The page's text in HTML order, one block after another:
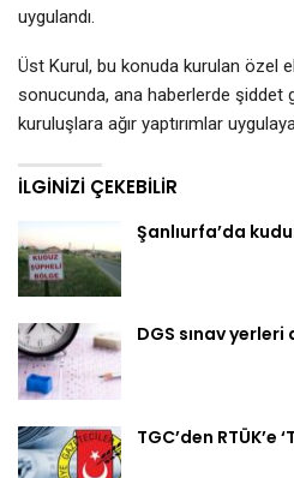
uygulandı.
Üst Kurul, bu konuda kurulan özel
sonucunda, ana haberlerde şiddet
kuruluşlara ağır yaptırımlar
İLGINIZI ÇEKEBILIR
Şanlıurfa’da
DGS sınav yerleri
TGC’den RTÜK’e